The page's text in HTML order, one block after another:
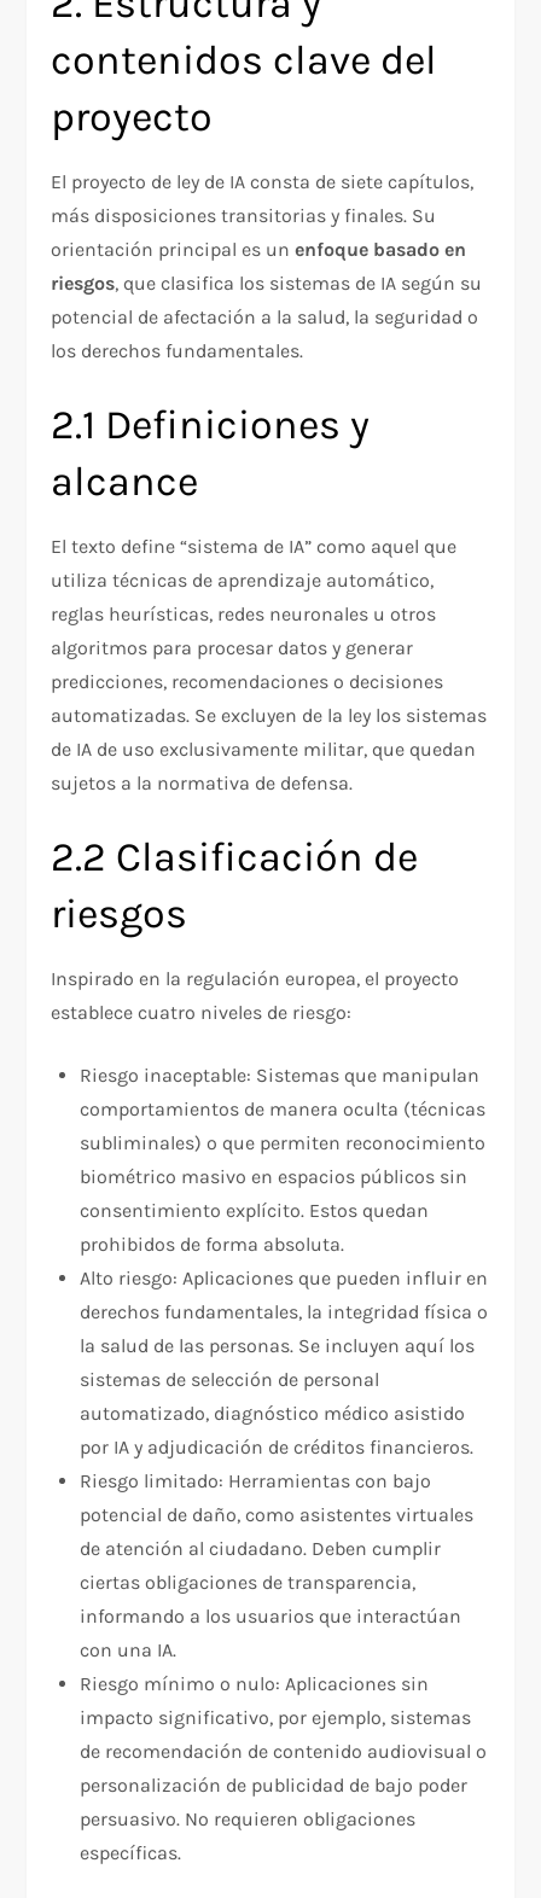
contenidos clave del
proyecto
El proyecto de ley de IA consta de siete capítulos,
más disposiciones transitorias y finales. Su
orientación principal es unenfoque basado en
riesgos, que clasifica los sistemas de IA según su
potencial de afectación a la salud, la seguridad o
los derechos fundamentales.
2.1 Definiciones y
alcance
El texto define “sistema de IA” como aquel que
utiliza técnicas de aprendizaje automático,
reglas heurísticas, redes neuronales u otros
algoritmos para procesar datos y generar
predicciones, recomendaciones o decisiones
automatizadas. Se excluyen de la ley los sistemas
de IA de uso exclusivamente militar, que quedan
sujetos a la normativa de defensa.
2.2 Clasificación de
riesgos
Inspirado en la regulación europea, el proyecto
establece cuatro niveles de riesgo:
Riesgo inaceptable: Sistemas que manipulan
comportamientos de manera oculta (técnicas
subliminales) o que permiten reconocimiento
biométrico masivo en espacios públicos sin
consentimiento explícito. Estos quedan
prohibidos de forma absoluta.
Alto riesgo: Aplicaciones que pueden influir en
derechos fundamentales, la integridad física o
la salud de las personas. Se incluyen aquí los
sistemas de selección de personal
automatizado, diagnóstico médico asistido
por IA y adjudicación de créditos financieros.
Riesgo limitado: Herramientas con bajo
potencial de daño, como asistentes virtuales
de atención al ciudadano. Deben cumplir
ciertas obligaciones de transparencia,
informando a los usuarios que interactúan
con una IA.
Riesgo mínimo o nulo: Aplicaciones sin
impacto significativo, por ejemplo, sistemas
de recomendación de contenido audiovisual o
personalización de publicidad de bajo poder
persuasivo. No requieren obligaciones
específicas.